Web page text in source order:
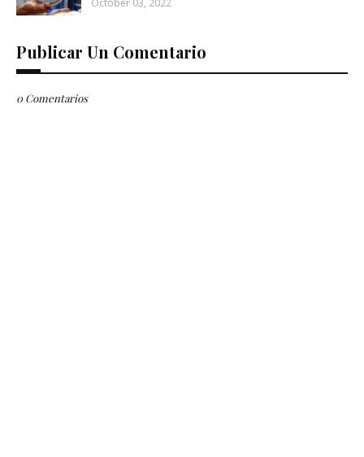
October 03, 2022
Publicar Un Comentario
0 Comentarios